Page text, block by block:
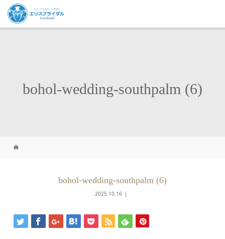
bohol-wedding-southpalm (6)
bohol-wedding-southpalm (6)
2025.10.16